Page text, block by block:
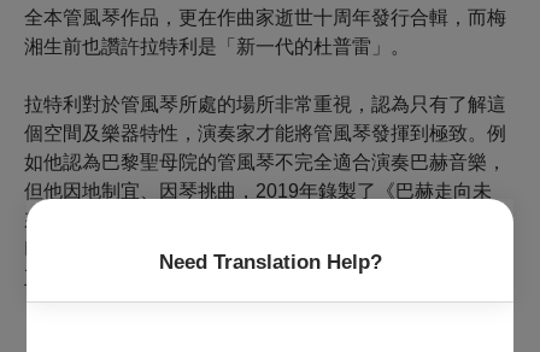
Need Translation Help?
全本管風琴作品，更在作曲家逝世十周年發行合輯，而梅
湘生前也讚許拉特利是「新一代的杜普雷」。
拉特利對於管風琴所處的場所非常重視，認為只有了解這
個空間及樂器特性，演奏家才能將管風琴發揮到極致。例
如他認為巴黎聖母院的管風琴不完全適合演奏巴赫音樂，
但他因地制宜、因琴挑曲，2019年錄製了《巴赫走向未
來》（Bach to the Future）。沒想到隔不久的4月15日，
五年修建，拉特利在重新開放前進行調音，2024年12月7
日重啟典禮，備受尊崇的他是首位演奏的管風琴家。